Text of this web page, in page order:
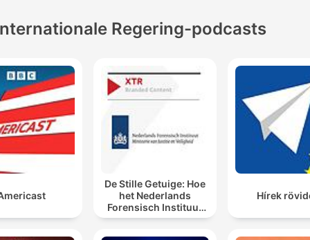
Regering-podcasts
De Stille Getuige: Hoe
het Nederlands
Forensisch Instituut
sporen laat spreken
Hírek